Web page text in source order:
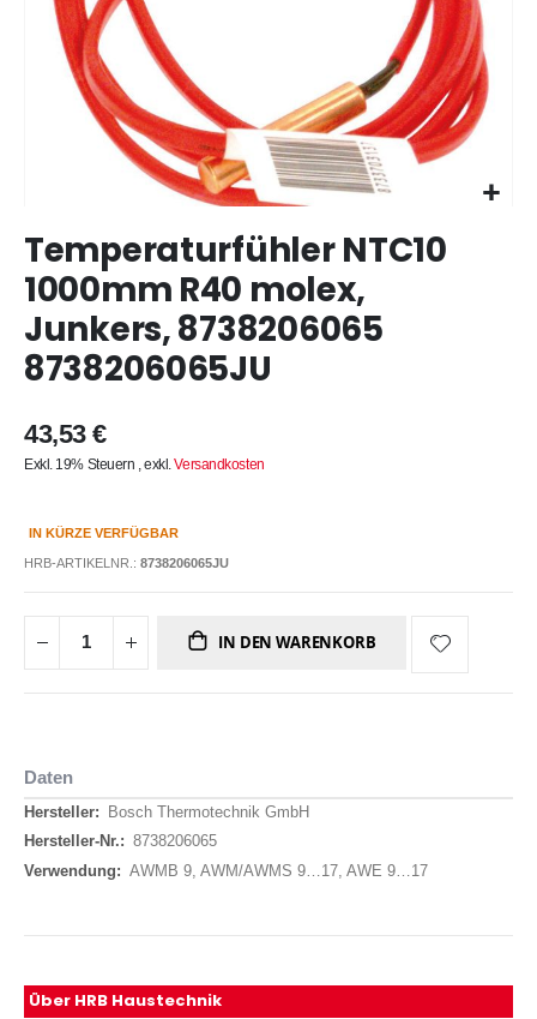
Anfang
Bildergalerie
springen
Temperaturfühler NTC10
1000mm R40 molex,
Junkers, 8738206065
8738206065JU
43,53 €
Exkl. 19% Steuern ,exkl.Versandkosten
IN KÜRZE VERFÜGBAR
HRB-ARTIKELNR.: 8738206065JU
IN DEN WARENKORB
Daten
Daten
Bosch Thermotechnik GmbH
8738206065
AWMB 9, AWM/AWMS 9…17, AWE 9…17
Über HRB Haustechnik